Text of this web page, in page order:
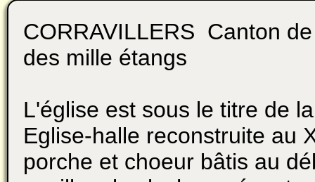
CORRAVILLERS Canton
des mille étangs
L'église est sous le titre de
Eglise-halle reconstruite au
porche et choeur bâtis au